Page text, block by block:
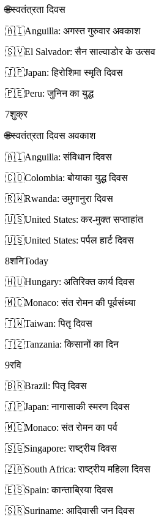
🌐स्वतंत्रता दिवस
🇦🇮Anguilla: अगस्त गुरुवार अवकाश
🇸🇻El Salvador: सैन साल्वाडोर के उत्सव
🇯🇵Japan: हिरोशिमा स्मृति दिवस
🇵🇪Peru: जुनिन का युद्ध
7शुक्र
🌐स्वतंत्रता दिवस अवकाश
🇦🇮Anguilla: संविधान दिवस
🇨🇴Colombia: बोयाका युद्ध दिवस
🇷🇼Rwanda: उमुगानुरा दिवस
🇺🇸United States: कर-मुक्त सप्ताहांत
🇺🇸United States: पर्पल हार्ट दिवस
8शनिToday
🇭🇺Hungary: अतिरिक्त कार्य दिवस
🇲🇨Monaco: संत रोमन की पूर्वसंध्या
🇹🇼Taiwan: पितृ दिवस
🇹🇿Tanzania: किसानों का दिन
9रवि
🇧🇷Brazil: पितृ दिवस
🇯🇵Japan: नागासाकी स्मरण दिवस
🇲🇨Monaco: संत रोमन का पर्व
🇸🇬Singapore: राष्ट्रीय दिवस
🇿🇦South Africa: राष्ट्रीय महिला दिवस
🇪🇸Spain: कान्ताब्रिया दिवस
🇸🇷Suriname: आदिवासी जन दिवस